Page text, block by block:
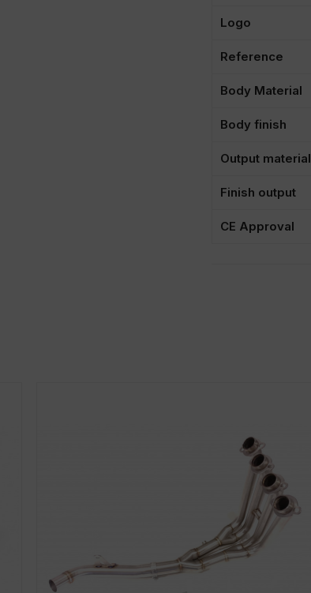
Logo
Reference
Body Material
Body finish
Output material
Finish output
CE Approval